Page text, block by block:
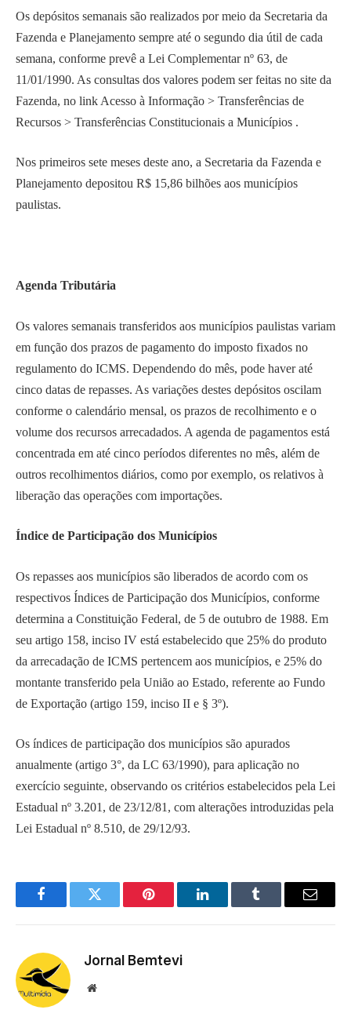
Os depósitos semanais são realizados por meio da Secretaria da
Fazenda e Planejamento sempre até o segundo dia útil de cada
semana, conforme prevê a Lei Complementar nº 63, de
11/01/1990. As consultas dos valores podem ser feitas no site da
Fazenda, no link Acesso à Informação > Transferências de
Recursos > Transferências Constitucionais a Municípios .
Nos primeiros sete meses deste ano, a Secretaria da Fazenda e
Planejamento depositou R$ 15,86 bilhões aos municípios
paulistas.
Agenda Tributária
Os valores semanais transferidos aos municípios paulistas variam
em função dos prazos de pagamento do imposto fixados no
regulamento do ICMS. Dependendo do mês, pode haver até
cinco datas de repasses. As variações destes depósitos oscilam
conforme o calendário mensal, os prazos de recolhimento e o
volume dos recursos arrecadados. A agenda de pagamentos está
concentrada em até cinco períodos diferentes no mês, além de
outros recolhimentos diários, como por exemplo, os relativos à
liberação das operações com importações.
Índice de Participação dos Municípios
Os repasses aos municípios são liberados de acordo com os
respectivos Índices de Participação dos Municípios, conforme
determina a Constituição Federal, de 5 de outubro de 1988. Em
seu artigo 158, inciso IV está estabelecido que 25% do produto
da arrecadação de ICMS pertencem aos municípios, e 25% do
montante transferido pela União ao Estado, referente ao Fundo
de Exportação (artigo 159, inciso II e § 3º).
Os índices de participação dos municípios são apurados
anualmente (artigo 3°, da LC 63/1990), para aplicação no
exercício seguinte, observando os critérios estabelecidos pela Lei
Estadual nº 3.201, de 23/12/81, com alterações introduzidas pela
Lei Estadual nº 8.510, de 29/12/93.
FacebookTwitter Pinterest LinkedInTumblr Email
Jornal Bemtevi
Website